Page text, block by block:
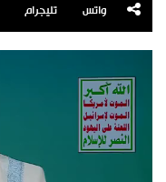
واتس تليجرام
الفيديو